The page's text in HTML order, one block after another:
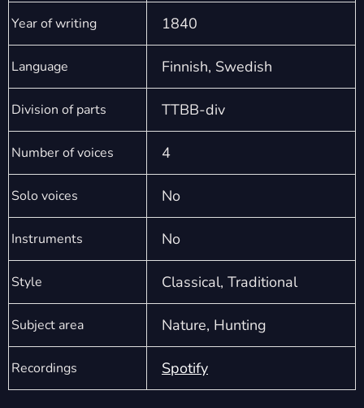
Year of writing 1840
Language Finnish, Swedish
Division of parts TTBB-div
Number of voices 4
Solo voices No
Instruments No
Style Classical, Traditional
Subject area Nature, Hunting
Recordings Spotify